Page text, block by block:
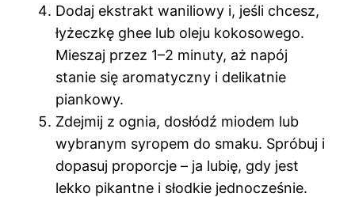
Dodaj ekstrakt waniliowy i, jeśli chcesz,
łyżeczkę ghee lub oleju kokosowego.
Mieszaj przez 1–2 minuty, aż napój
stanie się aromatyczny i delikatnie
piankowy.
Zdejmij z ognia, dosłódź miodem lub
wybranym syropem do smaku. Spróbuj i
dopasuj proporcje – ja lubię, gdy jest
lekko pikantne i słodkie jednocześnie.